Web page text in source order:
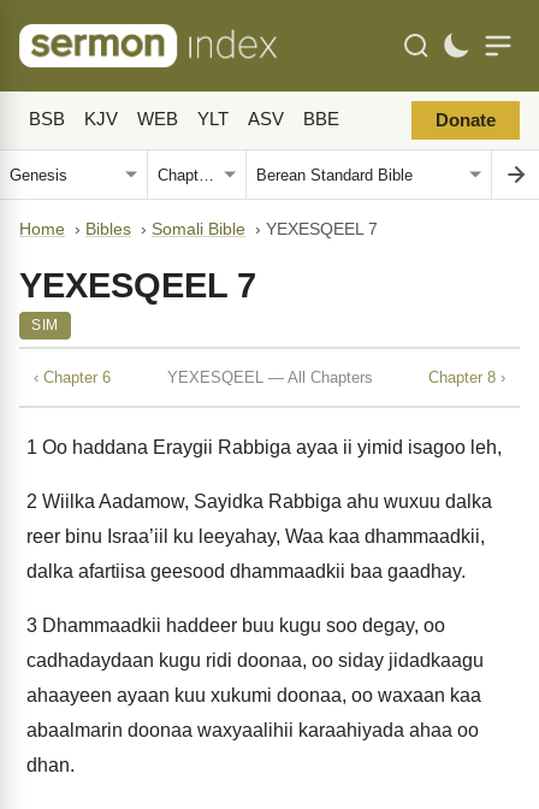
BSB KJV WEB YLT ASV BBE Donate
Home › Bibles › Somali Bible › YEXESQEEL 7
YEXESQEEL 7
SIM
‹ Chapter 6 YEXESQEEL — All Chapters Chapter 8 ›
1 Oo haddana Eraygii Rabbiga ayaa ii yimid isagoo leh,
2 Wiilka Aadamow, Sayidka Rabbiga ahu wuxuu dalka
reer binu Israa’iil ku leeyahay, Waa kaa dhammaadkii,
dalka afartiisa geesood dhammaadkii baa gaadhay.
3 Dhammaadkii haddeer buu kugu soo degay, oo
cadhadaydaan kugu ridi doonaa, oo siday jidadkaagu
ahaayeen ayaan kuu xukumi doonaa, oo waxaan kaa
abaalmarin doonaa waxyaalihii karaahiyada ahaa oo
dhan.